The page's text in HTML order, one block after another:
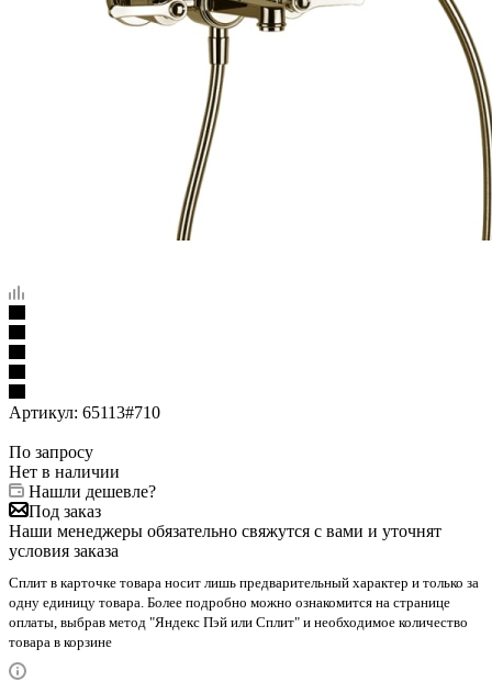
Артикул: 65113#710
По запросу
Нет в наличии
Нашли дешевле?
Под заказ
Наши менеджеры обязательно свяжутся с вами и уточнят
условия заказа
Сплит в карточке товара носит лишь предварительный характер и только за
одну единицу товара. Более подробно можно ознакомится на странице
оплаты, выбрав метод "Яндекс Пэй или Сплит" и необходимое количество
товара в корзине